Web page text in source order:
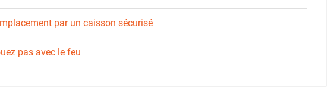
par un caisson sécurisé
pas avec le feu